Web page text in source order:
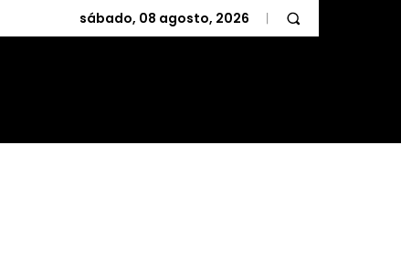
sábado, 08 agosto, 2026